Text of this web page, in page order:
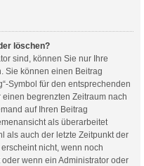
löschen?
sind, können Sie nur Ihre
Sie können einen Beitrag
Symbol für den entsprechenden
begrenzten Zeitraum nach
auf Ihren Beitrag
als überarbeitet
als auch der letzte Zeitpunkt der
nicht, wenn noch
wenn ein Administrator oder